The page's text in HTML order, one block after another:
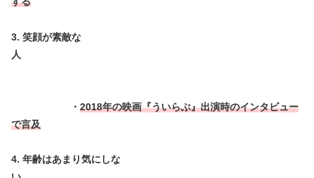
3. 笑顔が素敵な
人
・ 2018年の映画『ういらぶ』出演時のインタビュー
で言及
4. 年齢はあまり気にしな